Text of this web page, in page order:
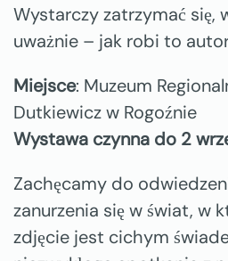
Wystarczy zatrzymać się,
uważnie – jak robi to
Miejsce: Muzeum
Dutkiewicz w Rogoźnie
Wystawa czynna do 2
Zachęcamy do
zanurzenia się w świat, w
zdjęcie jest cichym